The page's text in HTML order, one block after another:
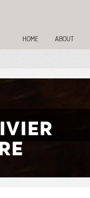
HOME ABOUT